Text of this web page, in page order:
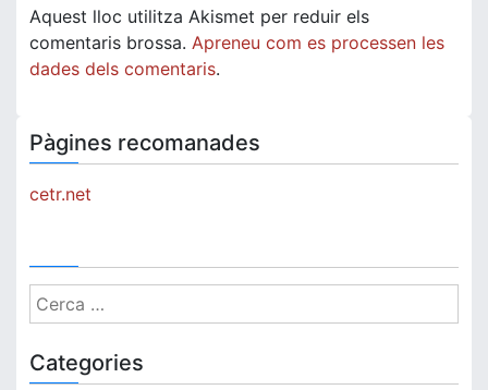
Aquest lloc utilitza Akismet per reduir els
comentaris brossa. Apreneu com es processen les
dades dels comentaris.
Pàgines recomanades
cetr.net
Cerca:
Categories